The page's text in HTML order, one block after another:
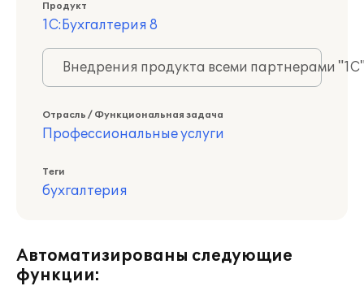
Продукт
1С:Бухгалтерия 8
Внедрения продукта всеми партнерами
Отрасль / Функциональная задача
Профессиональные услуги
Теги
бухгалтерия
Автоматизированы следующие
функции: